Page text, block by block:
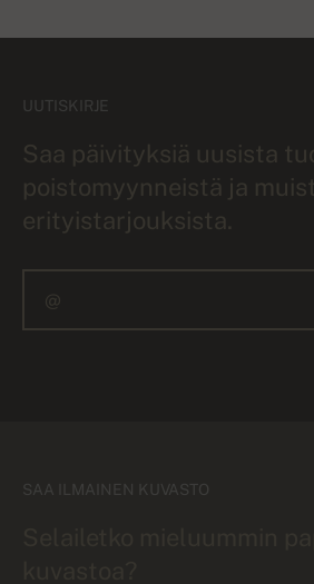
UUTISKIRJE
Saa päivityksiä uusista
poistomyynneistä ja
erityistarjouksista.
SAA ILMAINEN KUVASTO